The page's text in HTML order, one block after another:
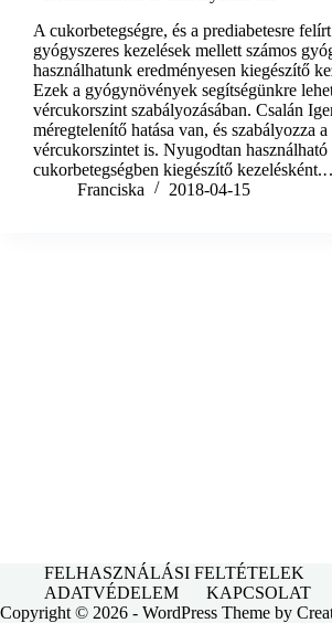
A cukorbetegségre, és a prediabetesre felírt
gyógyszeres kezelések mellett számos
használhatunk eredményesen kiegészítő
Ezek a gyógynövények segítségünkre
vércukorszint szabályozásában. Csalán
méregtelenítő hatása van, és szabályozza a
vércukorszintet is. Nyugodtan használható
cukorbetegségben kiegészítő
Franciska
2018-04-15
FELHASZNÁLÁSI FELTÉTELEK
ADATVÉDELEM
KAPCSOLAT
Copyright © 2026 - WordPress Theme by